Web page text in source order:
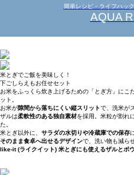
簡単レシピ・ライフハッ
AQUA
米とぎでご飯を美味しく！
下ごしらえもお任せセット
お米をふっくら炊き上げるための「とぎ方」にこ
ット。
お米が隙間から落ちにくい縦スリットで、洗米が
ザルは柔軟性のある独自素材を採用。米粒が割れ
た。
米とぎ以外に、 サラダの水切りや冷蔵庫での保存
そのまま食卓へ出せるデザインで、洗い物も減ら
like-it (ライクイット) 米とぎにも使えるザルとボ